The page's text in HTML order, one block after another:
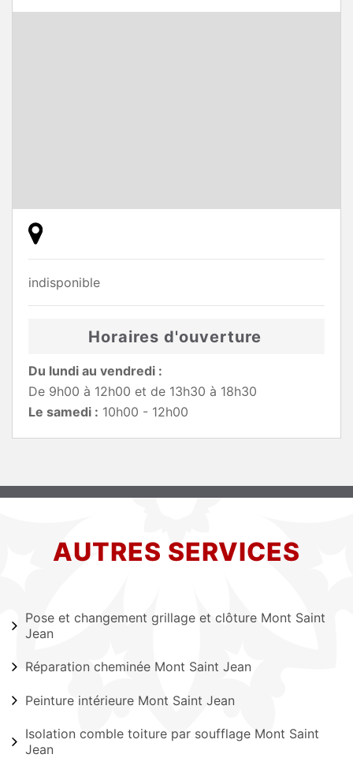
indisponible
Horaires d'ouverture
Du lundi au vendredi :
De 9h00 à 12h00 et de 13h30 à 18h30
Le samedi : 10h00 - 12h00
AUTRES SERVICES
Pose et changement grillage et clôture Mont Saint
Jean
Réparation cheminée Mont Saint Jean
Peinture intérieure Mont Saint Jean
Isolation comble toiture par soufflage Mont Saint
Jean